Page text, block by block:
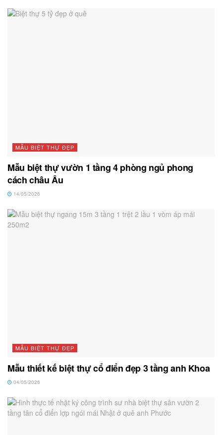
MẪU BIỆT THỰ ĐẸP
Mẫu biệt thự vườn 1 tầng 4 phòng ngủ phong
cách châu Âu
14/05/2026
MẪU BIỆT THỰ ĐẸP
Mẫu thiết kế biệt thự cổ điển đẹp 3 tầng anh Khoa
04/05/2026